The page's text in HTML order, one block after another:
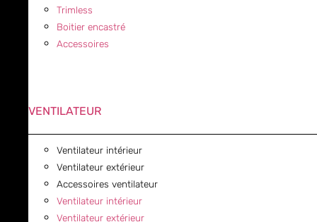
Trimless
Boitier encastré
Accessoires
VENTILATEUR
Ventilateur intérieur
Ventilateur extérieur
Accessoires ventilateur
Ventilateur intérieur
Ventilateur extérieur